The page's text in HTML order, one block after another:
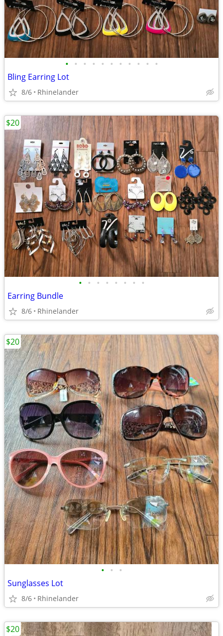
• • • • • • • • • • •
Bling Earring Lot
8/6 Rhinelander
• • • • • • • •
Earring Bundle
8/6 Rhinelander
$20
• • •
Sunglasses Lot
8/6 Rhinelander
$20
$20